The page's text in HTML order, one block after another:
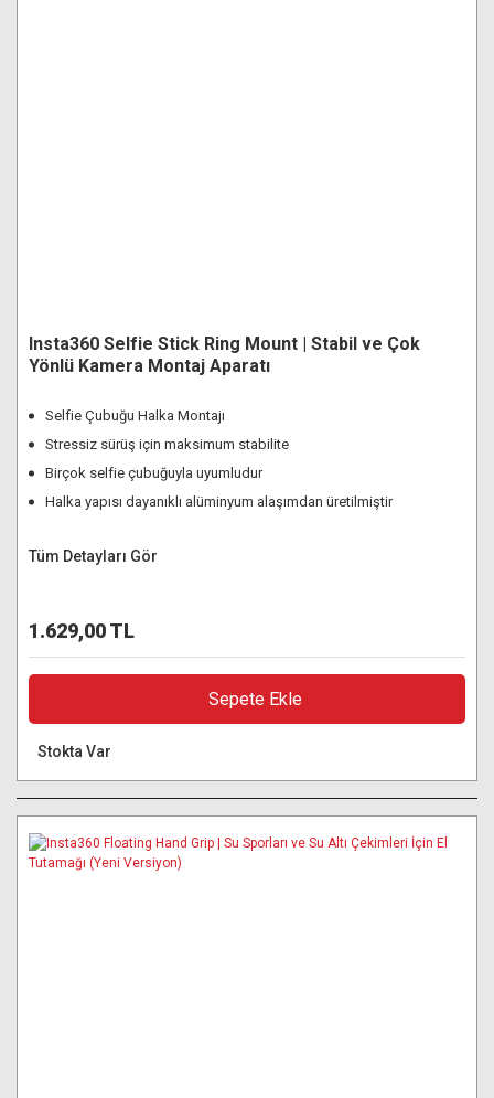
Insta360 Selfie Stick Ring Mount | Stabil ve Çok
Yönlü Kamera Montaj Aparatı
Selfie Çubuğu Halka Montajı
Stressiz sürüş için maksimum stabilite
Birçok selfie çubuğuyla uyumludur
Halka yapısı dayanıklı alüminyum alaşımdan üretilmiştir
Tüm Detayları Gör
1.629,00 TL
Sepete Ekle
Stokta Var